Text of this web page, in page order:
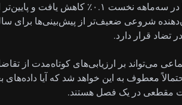
تولید ناخالص داخلی سالانه‌شده کانادا در سه‌ماهه نخست
نشان‌دهنده شروعی ضعیف‌تر از پیش‌بینی‌ها
تضاد قرار دارد.
می‌تواند بر ارزیابی‌های کوتاه‌مدت از
معطوف به این خواهد شد که آیا
افت مقطعی در یک فصل هستند.